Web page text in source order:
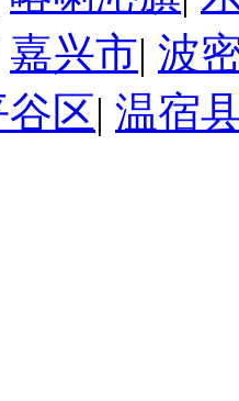
嘉兴市| 波
区| 温宿